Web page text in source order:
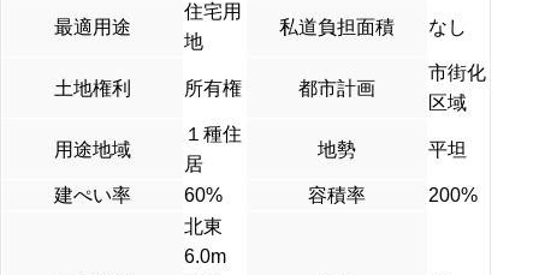
最適用途
住宅用
地
私道負担面積 なし
土地権利 所有権 都市計画
市街化
区域
用途地域
１種住
居
地勢 平坦
建ぺい率 60% 容積率 200%
北東
6.0m